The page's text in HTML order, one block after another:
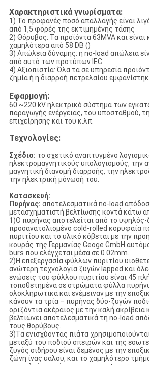
Χαρακτηριστικά γνωρίσματα:
1) Το προφανές ποσό απαλλαγής είναι
από 1,5 φορές της εκτιμημένης τάσης
2) Θόρυβος: Τα προϊόντα 63MVA και
χαμηλότερα από 58 DB ()
3) Απώλεια δύναμης: η no-load απώλεια
από αυτό των προτύπων IEC
4) Αξιοπιστία: Όλα τα σε υπηρεσία
ζημία ή η διαρροή πετρελαίου
Εφαρμογή:
60 ~220 kV ηλεκτρικό σύστημα των
παραγωγής ενέργειας, του υποσταθμού,
επιχείρησης και του κ.λπ.
Τεχνολογίες:
Σχέδιο: το σχετικό αναπτυγμένο
ηλεκτρομαγνητικούς υπολογισμούς, την
μαγνητική διανομή διαρροής, την
την ηλεκτρική μόνωσή του.
Κατασκευή:
Πυρήνας: αποτελεσματικά no-load
μετασχηματιστή βελτίωσης κοντά κάτω
1)Ο πυρήνας αποτελείται από το υψηλός-
προσανατολισμένο cold-rolled κορυφαία
πυριτίου και το υλικό κόβεται με την
κουράς της Γερμανίας Geoge GmbH
burs που ελέγχεται μέσα σε 0.02mm.
2)Η επεξεργασία φύλλων πυριτίου
ανώτερη τεχνολογία ζυγών lapped και
ενώσεις του φύλλου πυριτίου είναι 45
τοποθετημένα σε στρώματα φύλλα
ολοκληρωτικά και ενέμειναν με την
κάνουν τα τρία – πυρήνας δύο-ζυγών
οριζόντια ακέραιος με την καλή
βελτιώνει αποτελεσματικά τη no-load
τους θορύβους.
3)Τα ενισχύοντας πιάτα
μεταξύ του ποδιού σπειρών και της
ζυγός σιδήρου είναι δεμένος με την
ζώνη ίνας υάλου, και το χαμηλότερο